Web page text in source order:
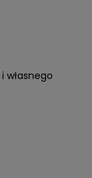
własnego